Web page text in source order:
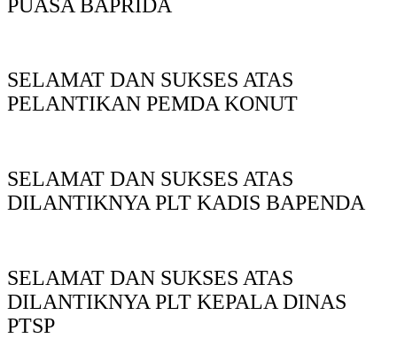
PUASA BAPRIDA
SELAMAT DAN SUKSES ATAS
PELANTIKAN PEMDA KONUT
SELAMAT DAN SUKSES ATAS
DILANTIKNYA PLT KADIS BAPENDA
SELAMAT DAN SUKSES ATAS
DILANTIKNYA PLT KEPALA DINAS
PTSP